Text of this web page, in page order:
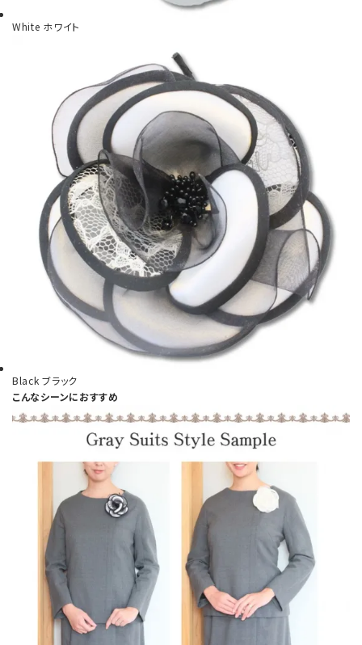
White ホワイト
Blackブラック
こんなシーンにおすすめ